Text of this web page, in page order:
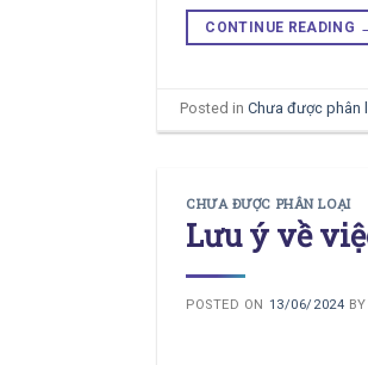
CONTINUE READING
Posted inChưa được phân
CHƯA ĐƯỢC PHÂN LOẠI
Lưu ý về
POSTED ON 13/06/2024 BY